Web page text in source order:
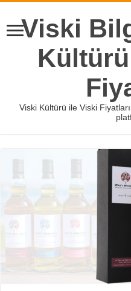
Viski
Viski Kültürü ile Viski